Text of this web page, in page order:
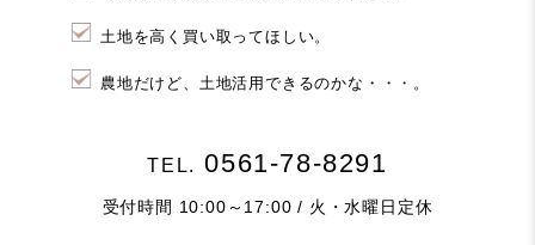
土地を高く買い取ってほしい。
農地だけど、土地活用できるのかな・・・。
TEL. 0561-78-8291
受付時間 10:00～17:00 / 火・水曜日定休